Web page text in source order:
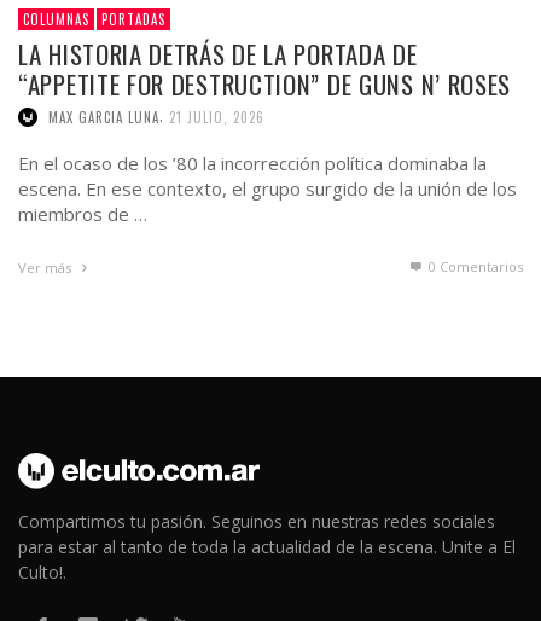
COLUMNAS PORTADAS
LA HISTORIA DETRÁS DE LA PORTADA DE
“APPETITE FOR DESTRUCTION” DE GUNS N’ ROSES
MAX GARCIA LUNA 21 JULIO, 2026
En el ocaso de los ’80 la incorrección política dominaba la
escena. En ese contexto, el grupo surgido de la unión de los
miembros de …
Ver más 0 Comentarios
Compartimos tu pasión. Seguinos en nuestras redes sociales
para estar al tanto de toda la actualidad de la escena. Unite a El
Culto!.